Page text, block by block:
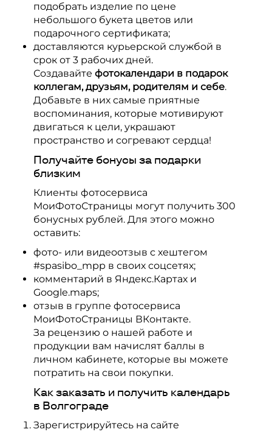
подобрать изделие по цене
небольшого букета цветов или
подарочного сертификата;
доставляются курьерской службой в
срок от 3 рабочих дней.
Создавайте фотокалендари в подарок
коллегам, друзьям, родителям и себе.
Добавьте в них самые приятные
воспоминания, которые мотивируют
двигаться к цели, украшают
пространство и согревают сердца!
Получайте бонусы за подарки
близким
Клиенты фотосервиса
МоиФотоСтраницы могут получить 300
бонусных рублей. Для этого можно
оставить:
фото- или видеоотзыв с хештегом
#spasibo_mpp в своих соцсетях;
комментарий в Яндекс.Картах и
Google.maps;
отзыв в группе фотосервиса
МоиФотоСтраницы ВКонтакте.
За рецензию о нашей работе и
продукции вам начислят баллы в
личном кабинете, которые вы можете
потратить на свои покупки.
Как заказать и получить календарь
в Волгограде
Зарегистрируйтесь на сайте